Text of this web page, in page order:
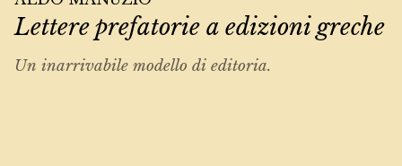
Lettere prefatorie a edizioni greche
Un inarrivabile modello di editoria.